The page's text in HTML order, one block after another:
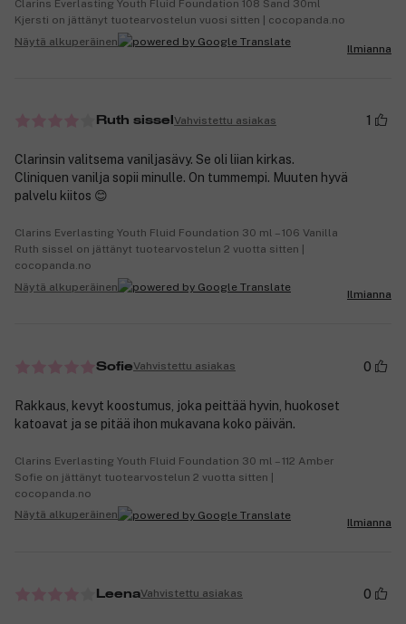
Clarins Everlasting Youth Fluid Foundation 108 Sand 30ml
Kjersti on jättänyt tuotearvostelun vuosi sitten | cocopanda.no
Näytä alkuperäinen
Ilmianna
Ruth sissel Vahvistettu asiakas 1
Clarinsin valitsema vaniljasävy. Se oli liian kirkas.
Cliniquen vanilja sopii minulle. On tummempi. Muuten hyvä
palvelu kiitos 😊
Clarins Everlasting Youth Fluid Foundation 30 ml – 106 Vanilla
Ruth sissel on jättänyt tuotearvostelun 2 vuotta sitten |
cocopanda.no
Näytä alkuperäinen
Ilmianna
SofieVahvistettu asiakas 0
Rakkaus, kevyt koostumus, joka peittää hyvin, huokoset
katoavat ja se pitää ihon mukavana koko päivän.
Clarins Everlasting Youth Fluid Foundation 30 ml – 112 Amber
Sofie on jättänyt tuotearvostelun 2 vuotta sitten |
cocopanda.no
Näytä alkuperäinen
Ilmianna
LeenaVahvistettu asiakas 0